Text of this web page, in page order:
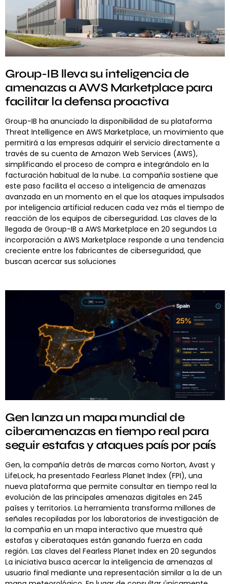
Group-IB lleva su inteligencia de
amenazas a AWS Marketplace para
facilitar la defensa proactiva
Group-IB ha anunciado la disponibilidad de su plataforma
Threat Intelligence en AWS Marketplace, un movimiento que
permitirá a las empresas adquirir el servicio directamente a
través de su cuenta de Amazon Web Services (AWS),
simplificando el proceso de compra e integrándolo en la
facturación habitual de la nube. La compañía sostiene que
este paso facilita el acceso a inteligencia de amenazas
avanzada en un momento en el que los ataques impulsados
por inteligencia artificial reducen cada vez más el tiempo de
reacción de los equipos de ciberseguridad. Las claves de la
llegada de Group-IB a AWS Marketplace en 20 segundos La
incorporación a AWS Marketplace responde a una tendencia
creciente entre los fabricantes de ciberseguridad, que
buscan acercar sus soluciones
Gen lanza un mapa mundial de
ciberamenazas en tiempo real para
seguir estafas y ataques país por país
Gen, la compañía detrás de marcas como Norton, Avast y
LifeLock, ha presentado Fearless Planet Index (FPI), una
nueva plataforma que permite consultar en tiempo real la
evolución de las principales amenazas digitales en 245
países y territorios. La herramienta transforma millones de
señales recopiladas por los laboratorios de investigación de
la compañía en un mapa interactivo que muestra qué
estafas y ciberataques están ganando fuerza en cada
región. Las claves del Fearless Planet Index en 20 segundos
La iniciativa busca acercar la inteligencia de amenazas al
usuario final mediante una representación similar a la de un